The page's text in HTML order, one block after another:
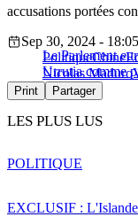
accusations portées
Le Parlement
Urrutia comme
Sep 30, 2024 - 18:05
PolitiqueChine
Nicolas Maduro
Print Partager
LES PLUS LUS
EXCLUSIF : L'Islande
POLITIQUE